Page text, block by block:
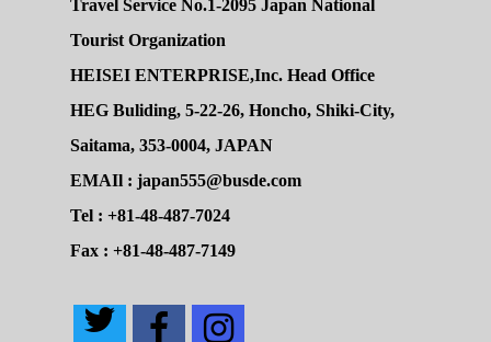
Travel Service No.1-2095 Japan National
Tourist Organization
HEISEI ENTERPRISE,Inc. Head Office
HEG Buliding, 5-22-26, Honcho, Shiki-City,
Saitama, 353-0004, JAPAN
EMAIl : japan555@busde.com
Tel : +81-48-487-7024
Fax : +81-48-487-7149